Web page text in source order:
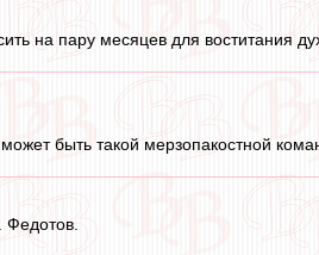
на пару месяцев для воститания
быть такой мерзопакостной
Федотов.